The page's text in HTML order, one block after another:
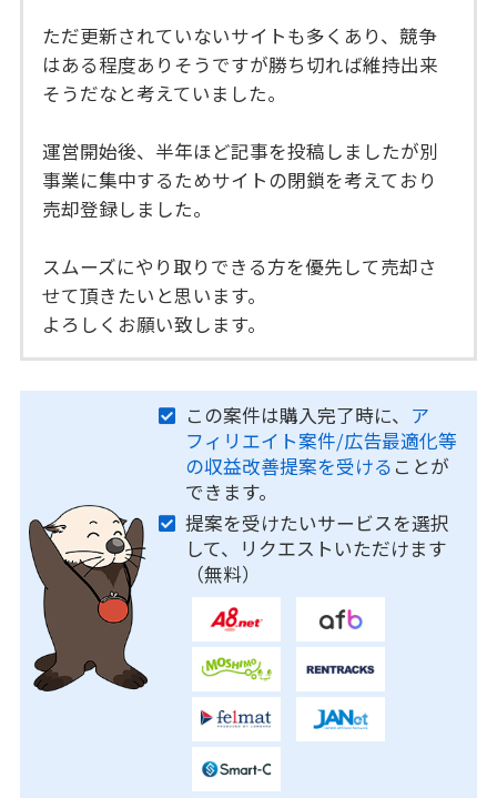
ただ更新されていないサイトも多くあり、競争
はある程度ありそうですが勝ち切れば維持出来
そうだなと考えていました。
運営開始後、半年ほど記事を投稿しましたが別
事業に集中するためサイトの閉鎖を考えており
売却登録しました。
スムーズにやり取りできる方を優先して売却さ
せて頂きたいと思います。
よろしくお願い致します。
この案件は購入完了時に、 ア
フィリエイト案件/広告最適化等
の収益改善提案を受ける ことが
できます。
提案を受けたいサービスを選択
して、リクエストいただけます
（無料）